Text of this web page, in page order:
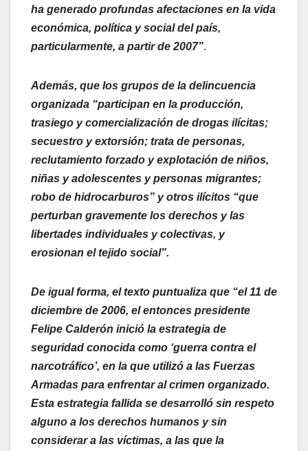
ha generado profundas afectaciones en la vida
económica, política y social del país,
particularmente, a partir de 2007”.
Además, que los grupos de la delincuencia
organizada “participan en la producción,
trasiego y comercialización de drogas ilícitas;
secuestro y extorsión; trata de personas,
reclutamiento forzado y explotación de niños,
niñas y adolescentes y personas migrantes;
robo de hidrocarburos” y otros ilícitos “que
perturban gravemente los derechos y las
libertades individuales y colectivas, y
erosionan el tejido social”.
De igual forma, el texto puntualiza que “el 11 de
diciembre de 2006, el entonces presidente
Felipe Calderón inició la estrategia de
seguridad conocida como ‘guerra contra el
narcotráfico’, en la que utilizó a las Fuerzas
Armadas para enfrentar al crimen organizado.
Esta estrategia fallida se desarrolló sin respeto
alguno a los derechos humanos y sin
considerar a las víctimas, a las que la